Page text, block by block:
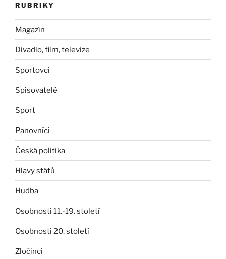
RUBRIKY
Magazín
Divadlo, film, televize
Sportovci
Spisovatelé
Sport
Panovníci
Česká politika
Hlavy států
Hudba
Osobnosti 11.-19. století
Osobnosti 20. století
Zločinci